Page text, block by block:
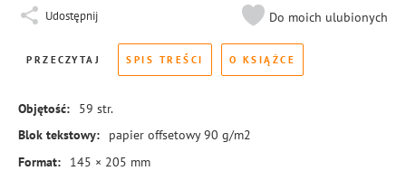
Udostępnij Do moich ulubionych
PRZECZYTAJ SPIS TREŚCI O KSIĄŻCE
Objętość: 59 str.
Blok tekstowy:
papier offsetowy 90 g/m2
Format:
145 × 205 mm